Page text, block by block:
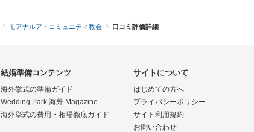
モアナルア・コミュニティ教会 口コミ評価詳細
結婚準備コンテンツ
海外挙式の準備ガイド
Wedding Park 海外 Magazine
海外挙式の費用・相場徹底ガイド
サイトについて
はじめての方へ
プライバシーポリシー
サイト利用規約
お問い合わせ